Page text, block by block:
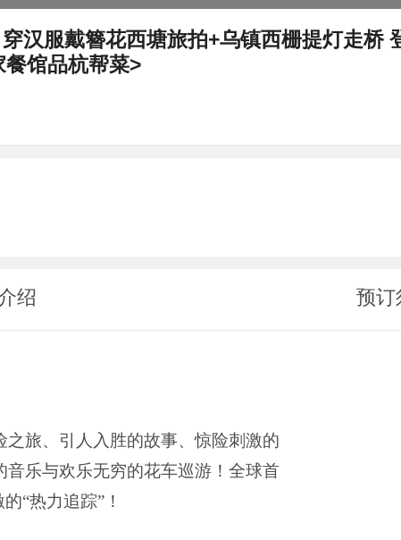
汉服戴簪花西塘旅拍+乌镇西栅提灯走桥
馆品杭帮菜>
绍 预订
之旅、引人入胜的故事、惊险刺激的
乐与欢乐无穷的花车巡游！全球首
“热力追踪”！